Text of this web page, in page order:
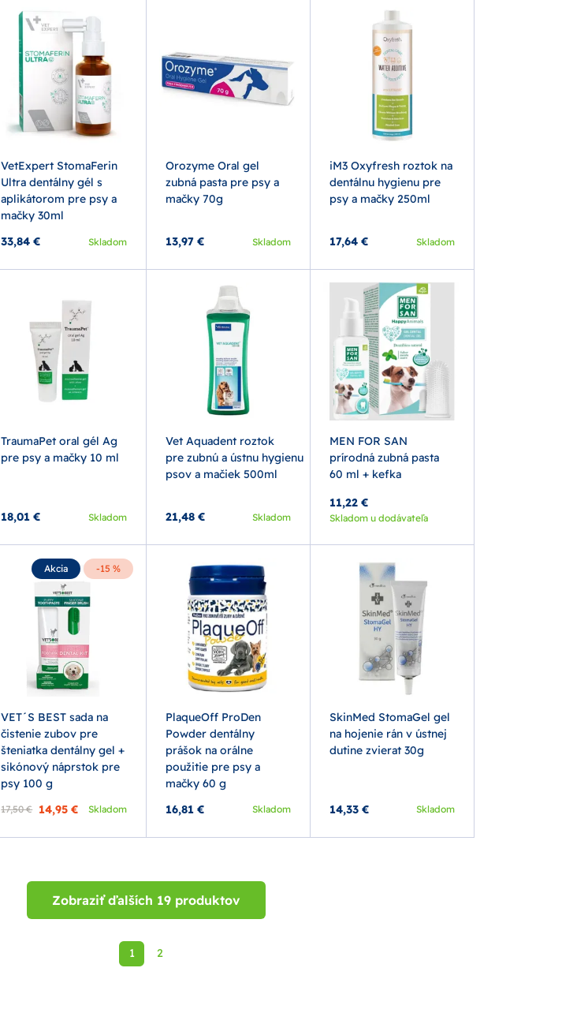
VetExpert StomaFerin
Ultra dentálny gél s
aplikátorom pre psy a
mačky 30ml
33,84 €
Skladom
Orozyme Oral gel
zubná pasta pre psy a
mačky 70g
13,97 € Skladom
iM3 Oxyfresh roztok na
dentálnu hygienu pre
psy a mačky 250ml
17,64 € Skladom
TraumaPet oral gél Ag
pre psy a mačky 10 ml
18,01 € Skladom
Vet Aquadent roztok
pre zubnú a ústnu hygienu
psov a mačiek 500ml
21,48 € Skladom
MEN FOR SAN
prírodná zubná pasta
60 ml + kefka
11,22 €
Skladom u dodávateľa
Akcia -15 %
VET´S BEST sada na
čistenie zubov pre
šteniatka dentálny gel +
sikónový náprstok pre
psy 100 g
17,50 € 14,95 € Skladom
PlaqueOff ProDen
Powder dentálny
prášok na orálne
použitie pre psy a
mačky 60 g
16,81 €
Skladom
SkinMed StomaGel gel
na hojenie rán v ústnej
dutine zvierat 30g
14,33 € Skladom
Zobraziť ďalších 19 produktov
1 2